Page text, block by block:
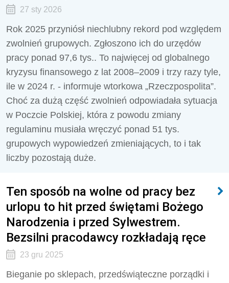
27 sty 2026
Rok 2025 przyniósł niechlubny rekord pod względem
zwolnień grupowych. Zgłoszono ich do urzędów
pracy ponad 97,6 tys.. To najwięcej od globalnego
kryzysu finansowego z lat 2008–2009 i trzy razy tyle,
ile w 2024 r. - informuje wtorkowa „Rzeczpospolita”.
Choć za dużą część zwolnień odpowiadała sytuacja
w Poczcie Polskiej, która z powodu zmiany
regulaminu musiała wręczyć ponad 51 tys.
grupowych wypowiedzeń zmieniających, to i tak
liczby pozostają duże.
Ten sposób na wolne od pracy bez
urlopu to hit przed świętami Bożego
Narodzenia i przed Sylwestrem.
Bezsilni pracodawcy rozkładają ręce
23 gru 2025
Bieganie po sklepach, przedświąteczne porządki i